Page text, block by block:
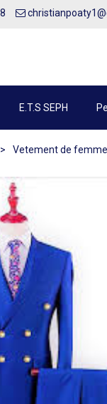
E.T.S SEPH
> Vetement de femme